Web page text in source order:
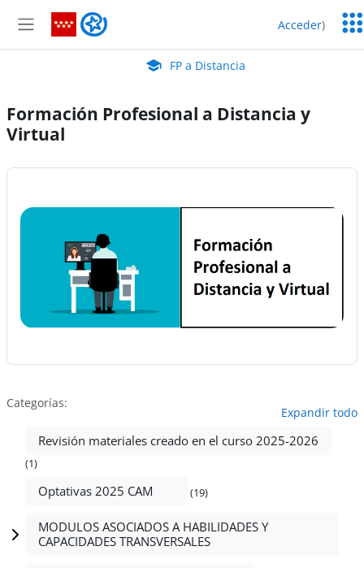
Panel lateral
FP a Distancia Acceder)
Aula Virtual de EducaMadrid:
FP a Distancia
Formación Profesional a Distancia y
Virtual
Categorías
Expandir todo
Revisión materiales creado en el curso 2025-2026
(1)
Optativas 2025 CAM (19)
MODULOS ASOCIADOS A HABILIDADES Y
CAPACIDADES TRANSVERSALES